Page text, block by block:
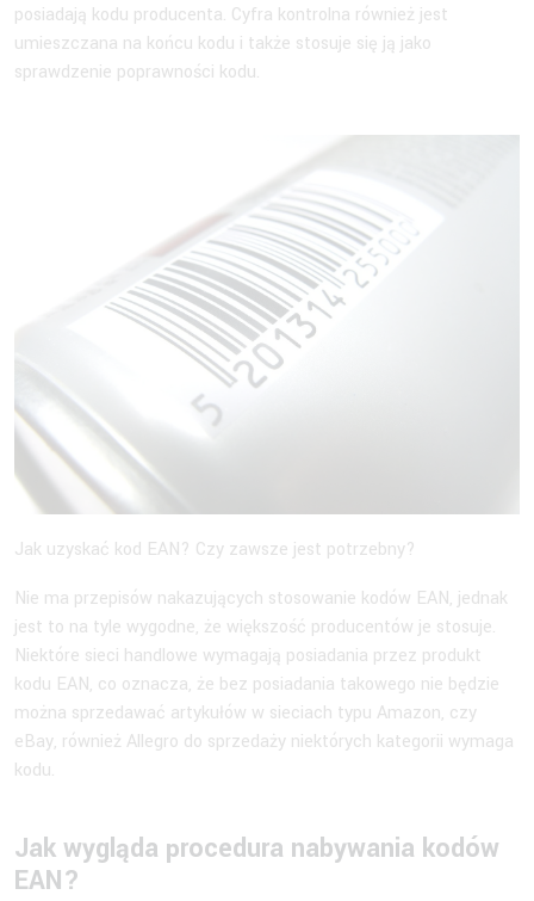
posiadają kodu producenta. Cyfra kontrolna również jest
umieszczana na końcu kodu i także stosuje się ją jako
sprawdzenie poprawności kodu.
Jak uzyskać kod EAN? Czy zawsze jest potrzebny?
Nie ma przepisów nakazujących stosowanie kodów EAN, jednak
jest to na tyle wygodne, że większość producentów je stosuje.
Niektóre sieci handlowe wymagają posiadania przez produkt
kodu EAN, co oznacza, że bez posiadania takowego nie będzie
można sprzedawać artykułów w sieciach typu Amazon, czy
eBay, również Allegro do sprzedaży niektórych kategorii wymaga
kodu.
Jak wygląda procedura nabywania kodów
EAN?